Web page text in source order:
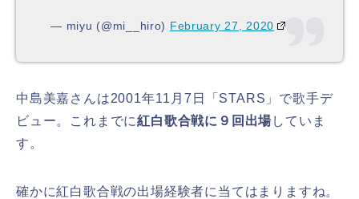
— miyu (@mi__hiro) February 27, 2020
中島美嘉さんは2001年11月7日「STARS」で歌手デ
ビュー。これまでに紅白歌合戦に９回出場していま
す。
確かに紅白歌合戦の出場経験者に当てはまりますね。